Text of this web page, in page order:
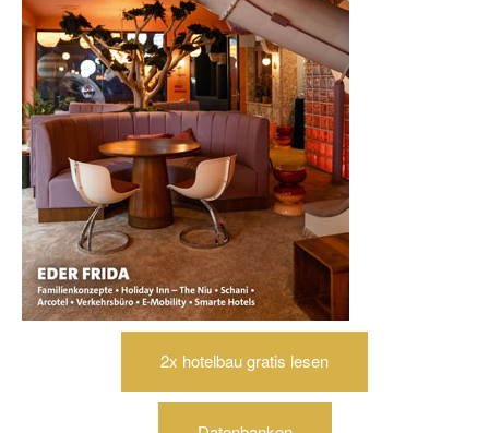
2x hotelbau gratis lesen